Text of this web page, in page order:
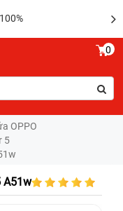
0
OPPO
5
A51w